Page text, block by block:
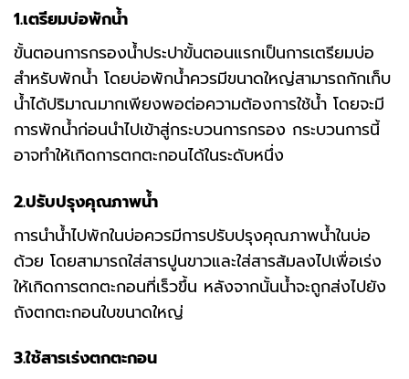
1.เตรียมบ่อพักน้ำ
ขั้นตอนการกรองน้ำประปาขั้นตอนแรกเป็นการเตรียมบ่อ
สำหรับพักน้ำ โดยบ่อพักน้ำควรมีขนาดใหญ่สามารถกักเก็บ
น้ำได้ปริมาณมากเพียงพอต่อความต้องการใช้น้ำ โดยจะมี
การพักน้ำก่อนนำไปเข้าสู่กระบวนการกรอง กระบวนการนี้
อาจทำให้เกิดการตกตะกอนได้ในระดับหนึ่ง
2.ปรับปรุงคุณภาพน้ำ
การนำน้ำไปพักในบ่อควรมีการปรับปรุงคุณภาพน้ำในบ่อ
ด้วย โดยสามารถใส่สารปูนขาวและใส่สารส้มลงไปเพื่อเร่ง
ให้เกิดการตกตะกอนที่เร็วขึ้น หลังจากนั้นน้ำจะถูกส่งไปยัง
ถังตกตะกอนใบขนาดใหญ่
3.ใช้สารเร่งตกตะกอน